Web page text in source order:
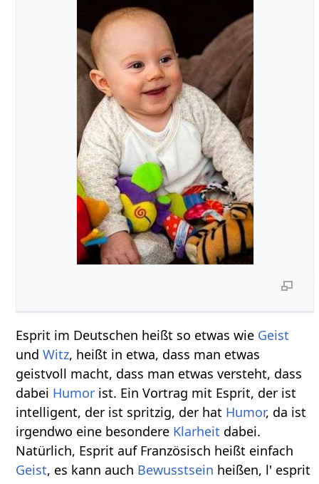
Esprit im Deutschen heißt so etwas wie Geist
undWitz, heißt in etwa, dass man etwas
geistvoll macht, dass man etwas versteht, dass
dabei Humor ist. Ein Vortrag mit Esprit, der ist
intelligent, der ist spritzig, der hat Humor, da ist
irgendwo eine besondere Klarheit dabei.
Natürlich, Esprit auf Französisch heißt einfach
Geist, es kann auch Bewusstsein heißen, l' esprit